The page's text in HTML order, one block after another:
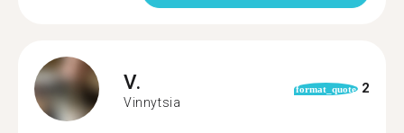
V.
Vinnytsia
format_quote 2